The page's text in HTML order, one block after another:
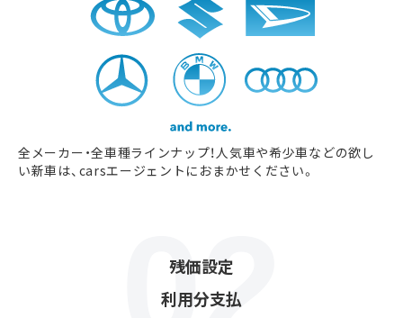
全メーカー・全車種ラインナップ！人気車や希少車などの欲し
い新車は、carsエージェントにおまかせください。
残価設定
利用分支払